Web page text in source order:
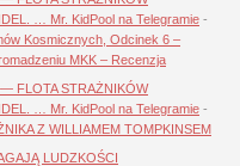
… Mr. KidPool na Telegramie -
Kosmicznych, Odcinek 6 –
MKK – Recenzja
FLOTA STRAŻNIKÓW
… Mr. KidPool na Telegramie -
Z WILLIAMEM TOMPKINSEM
LUDZKOŚCI